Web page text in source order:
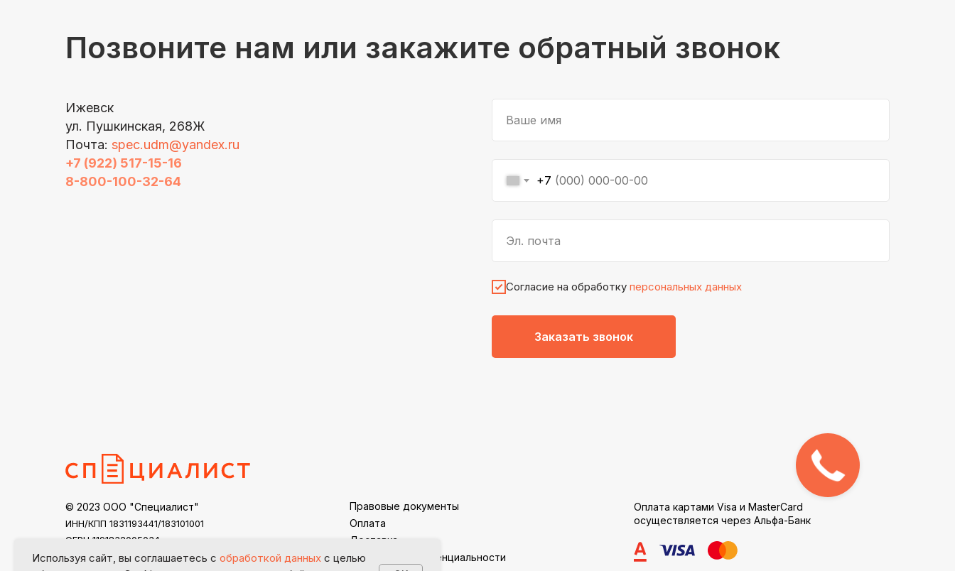
Позвоните нам или закажите обратный звонок
Ижевск
ул. Пушкинская, 268Ж
Почта: spec.udm@yandex.ru
+7 (922) 517-15-16
8-800-100-32-64
Ваше имя
+7
Эл. почта
Согласие на обработку персональных данных
Заказать звонок
Оплата картами Visa и MasterCard
осуществляется через Альфа-Банк
© 2023 ООО "Специалист"
ИНН/КПП 1831193441/183101001
ОГРН 1191832005034
Оплата
Политика конфиденциальности
Правовые документы
Доставка
specialist18@mail.ru
Используя сайт, вы соглашаетесь с обработкой данных с целью